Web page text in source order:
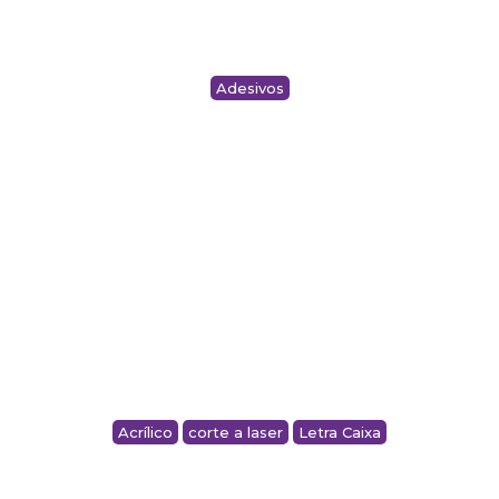
Adesivos
ADESIVOS – TRICZ PARK
Acrílico corte a laser Letra Caixa
LOGO EM ACRILICO – ARBOR